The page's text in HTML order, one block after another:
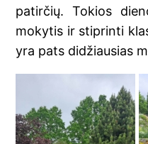
patirčių. Tokios
mokytis ir stiprinti
yra pats didžiausias